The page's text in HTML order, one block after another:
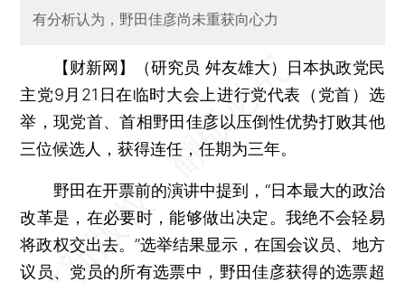
有分析认为，野田佳彦尚未重获向心力
【财新网】（研究员 舛友雄大）
日本执政党民
主党9月21日在临时大会上进行党代表（党首）选
举，现党首、首相野田佳彦以压倒性优势打败其他
三位候选人，获得连任，任期为三年。
野田在开票前的演讲中提到，“日本最大的政治
改革是，在必要时，能够做出决定。我绝不会轻易
将政权交出去。”选举结果显示，在国会议员、地方
议员、党员的所有选票中，野田佳彦获得的选票超